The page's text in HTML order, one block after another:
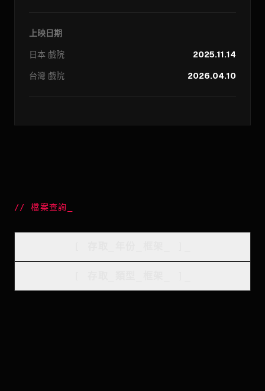
上映日期
日本 戲院
2025.11.14
台灣 戲院 2026.04.10
//檔案查詢